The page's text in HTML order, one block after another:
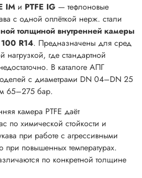
IM и PTFE IG — тефлоновые
с одной оплёткой нерж. стали
толщиной внутренней камеры
R14. Предназначены для сред
нагрузкой, где стандартной
В каталоге АПГ
с диаметрами DN 04–DN 25
65–275 бар.
камера PTFE даёт
по химической стойкости и
при работе с агрессивными
при повышенных температурах.
по конкретной толщине